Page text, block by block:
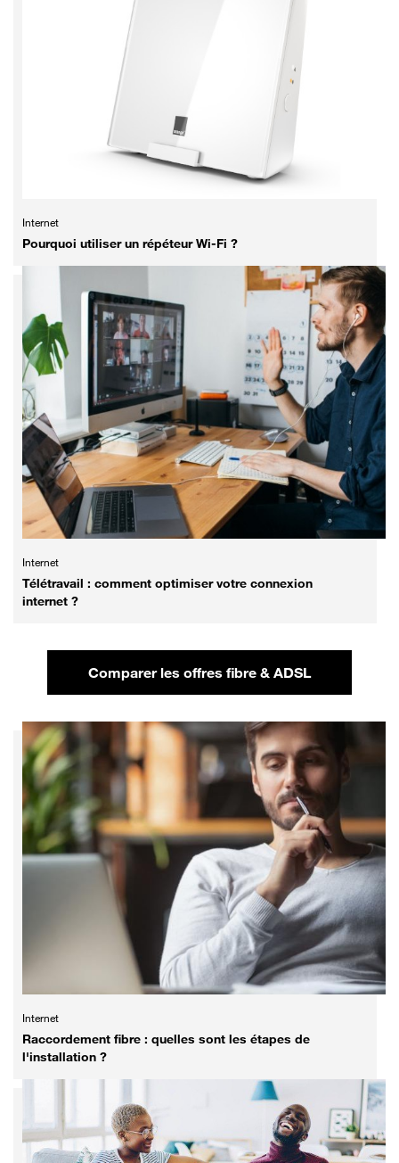
Internet
Pourquoi utiliser un répéteur Wi-Fi ?
Internet
Télétravail : comment optimiser votre connexion
internet ?
Comparer les offres fibre & ADSL
Internet
Raccordement fibre : quelles sont les étapes de
l'installation ?